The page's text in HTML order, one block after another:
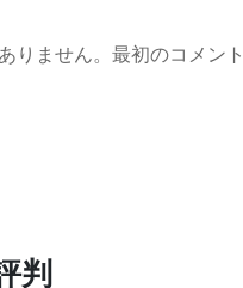
りません。最初のコメン
判